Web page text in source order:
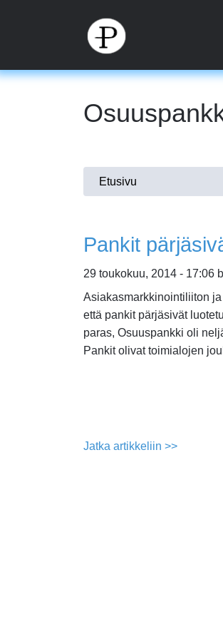
Olet
Etusivu
Pankit
29 toukokuu, 2014 - 17:06
Asiakasmarkkinointiliiton
että pankit pärjäsivät
paras, Osuuspankki oli
Pankit olivat toimialojen
Jatka artikkeliin >>